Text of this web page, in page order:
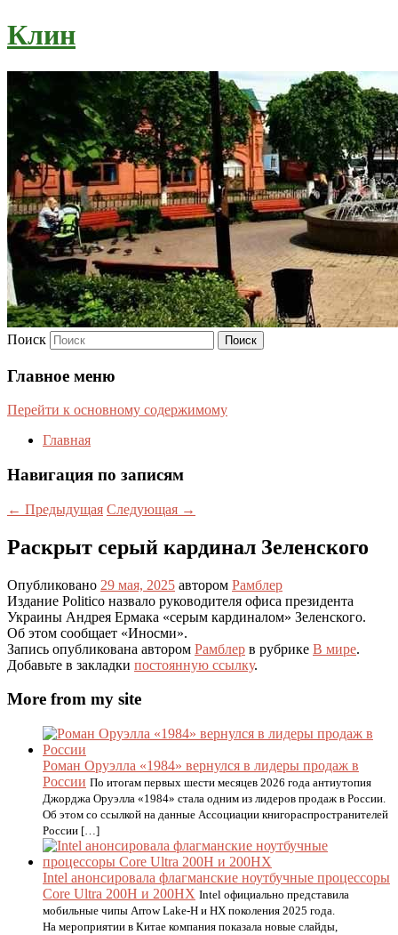
Клин
Поиск
Главное меню
Перейти к основному содержимому
Главная
Навигация по записям
← Предыдущая Следующая →
Раскрыт серый кардинал Зеленского
Опубликовано 29 мая, 2025 автором Рамблер
Издание Politico назвало руководителя офиса президента
Украины Андрея Ермака «серым кардиналом» Зеленского.
Об этом сообщает «Иносми».
Запись опубликована автором Рамблер в рубрике В мире.
Добавьте в закладки постоянную ссылку.
More from my site
Роман Оруэлла «1984» вернулся в лидеры продаж в
России По итогам первых шести месяцев 2026 года антиутопия
Джорджа Оруэлла «1984» стала одним из лидеров продаж в России.
Об этом со ссылкой на данные Ассоциации книгораспространителей
России […]
Intel анонсировала флагманские ноутбучные процессоры
Core Ultra 200H и 200HX Intel официально представила
мобильные чипы Arrow Lake-H и HX поколения 2025 года.
На мероприятии в Китае компания показала новые слайды,